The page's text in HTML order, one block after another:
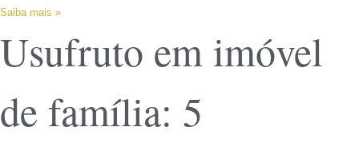
Saiba mais »
Usufruto em imóvel
de família: 5